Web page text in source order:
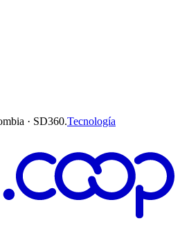
· SD360.Tecnología